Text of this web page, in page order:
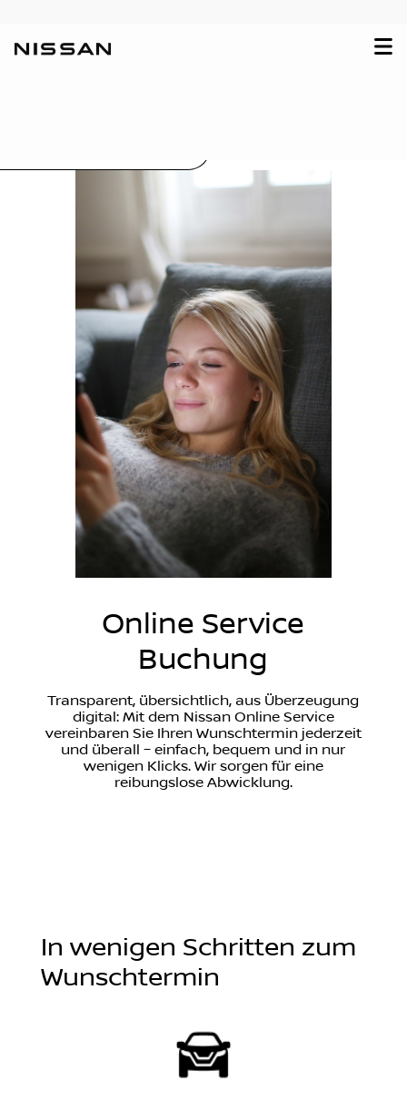
Online Service
Buchung
Transparent, übersichtlich, aus Überzeugung
digital: Mit dem Nissan Online Service
vereinbaren Sie Ihren Wunschtermin jederzeit
und überall – einfach, bequem und in nur
wenigen Klicks. Wir sorgen für eine
reibungslose Abwicklung.
In wenigen Schritten zum
Wunschtermin